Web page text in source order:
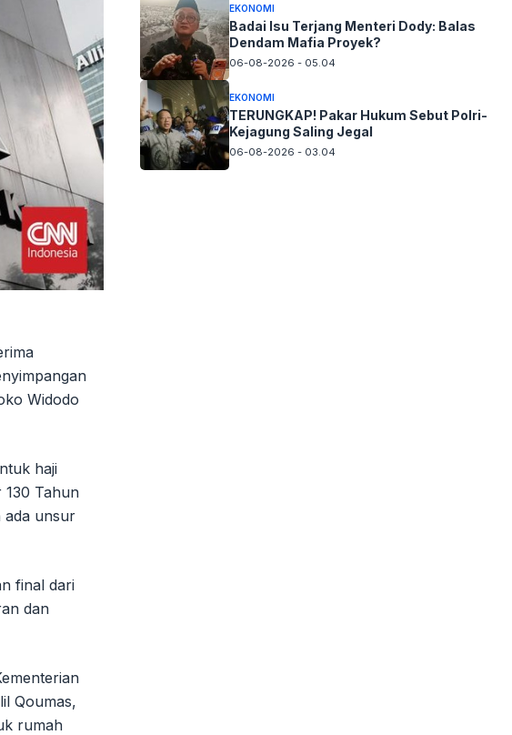
Widodo
haji
Tahun
ada unsur
final dari
dan
Qoumas,
rumah
EKONOMI
Badai Isu Terjang Menteri Dody: Balas
Dendam Mafia Proyek?
06-08-2026 - 05.04
EKONOMI
TERUNGKAP! Pakar Hukum Sebut Polri-
Kejagung Saling Jegal
06-08-2026 - 03.04